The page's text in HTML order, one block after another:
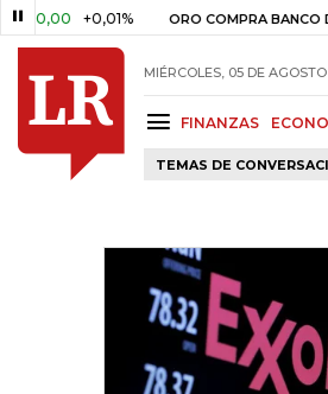
+0,01% ORO COMPRA BANCO DE LA
MIÉRCOLES, 05 DE
FINANZAS
TEMAS DE